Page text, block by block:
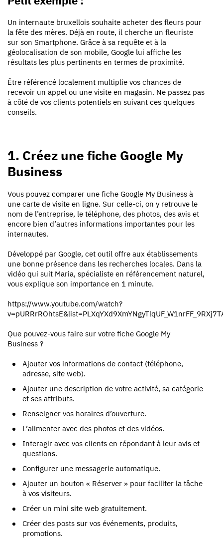
Un internaute bruxellois souhaite acheter des fleurs pour
la fête des mères. Déjà en route, il cherche un fleuriste
sur son Smartphone. Grâce à sa requête et à la
géolocalisation de son mobile, Google lui affiche les
résultats les plus pertinents en termes de proximité.
Être référencé localement multiplie vos chances de
recevoir un appel ou une visite en magasin. Ne passez pas
à côté de vos clients potentiels en suivant ces quelques
conseils.
1. Créez une fiche Google My
Business
Vous pouvez comparer une fiche Google My Business à
une carte de visite en ligne. Sur celle-ci, on y retrouve le
nom de l’entreprise, le téléphone, des photos, des avis et
encore bien d’autres informations importantes pour les
internautes.
Développé par Google, cet outil offre aux établissements
une bonne présence dans les recherches locales. Dans la
vidéo qui suit Maria, spécialiste en référencement naturel,
vous explique son importance en 1 minute.
https://www.youtube.com/watch?
Que pouvez-vous faire sur votre fiche Google My
Business ?
Ajouter vos informations de contact (téléphone,
adresse, site web).
Ajouter une description de votre activité, sa catégorie
et ses attributs.
Renseigner vos horaires d’ouverture.
L’alimenter avec des photos et des vidéos.
Interagir avec vos clients en répondant à leur avis et
questions.
Configurer une messagerie automatique.
Ajouter un bouton « Réserver » pour faciliter la tâche
à vos visiteurs.
Créer un mini site web gratuitement.
Créer des posts sur vos événements, produits,
promotions.